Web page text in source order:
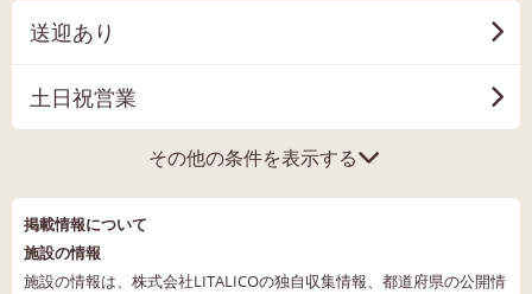
送迎あり
土日祝営業
その他の条件を表示する
掲載情報について
施設の情報
施設の情報は、株式会社LITALICOの独自収集情報、都道府県の公開情